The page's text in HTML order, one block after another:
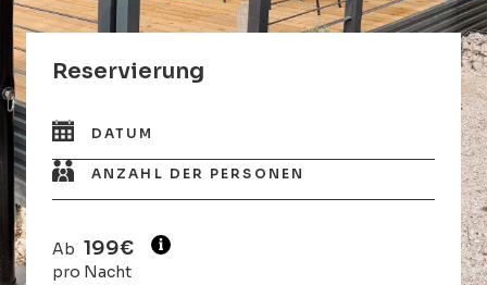
Reservierung
DATUM
ANZAHL DER PERSONEN
Ab 199€
pro Nacht